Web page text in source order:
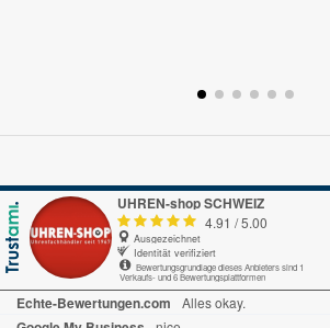
UHREN-shop SCHWEIZ
4.91 /5.00
Ausgezeichnet
Identität verifiziert
Bewertungsgrundlage dieses Anbieters sind 1
Verkaufs- und 6 Bewertungsplattformen
Echte-Bewertungen.com Alles okay.